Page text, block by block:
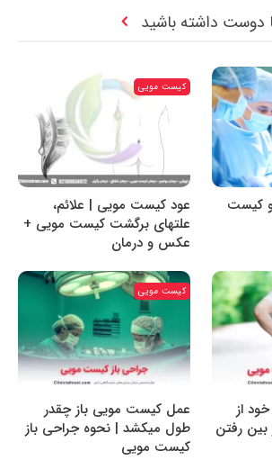
داشته باشید
کیست
کیست مویی
عود کیست مویی | علائم،
علتهای برگشت کیست مویی +
عکس و درمان
از
رفتن
کیست مویی
عمل کیست مویی باز چقدر
طول میکشد | نحوه جراحی باز
کیست مویی